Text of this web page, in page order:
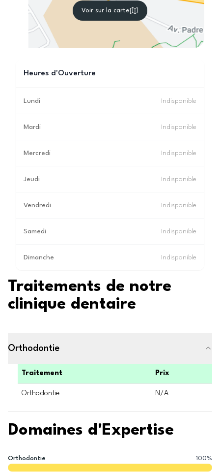
Voir sur la carte
Heures d'Ouverture
Lundi Indisponible
Mardi Indisponible
Mercredi Indisponible
Jeudi Indisponible
Vendredi Indisponible
Samedi Indisponible
Dimanche Indisponible
Traitements de notre
clinique dentaire
Orthodontie
Traitement Prix
Orthodontie N/A
Domaines d'Expertise
Orthodontie 100%